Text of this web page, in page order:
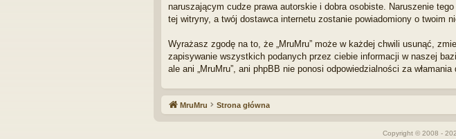
naruszającym cudze prawa autorskie i dobra osobiste. Naruszenie
tej witryny, a twój dostawca internetu zostanie powiadomiony o twoim
Wyrażasz zgodę na to, że „MruMru” może w każdej chwili usunąć,
zapisywanie wszystkich podanych przez ciebie informacji w naszej
ale ani „MruMru”, ani phpBB nie ponosi odpowiedzialności za
MruMru Strona główna
Copyright © 2008 -